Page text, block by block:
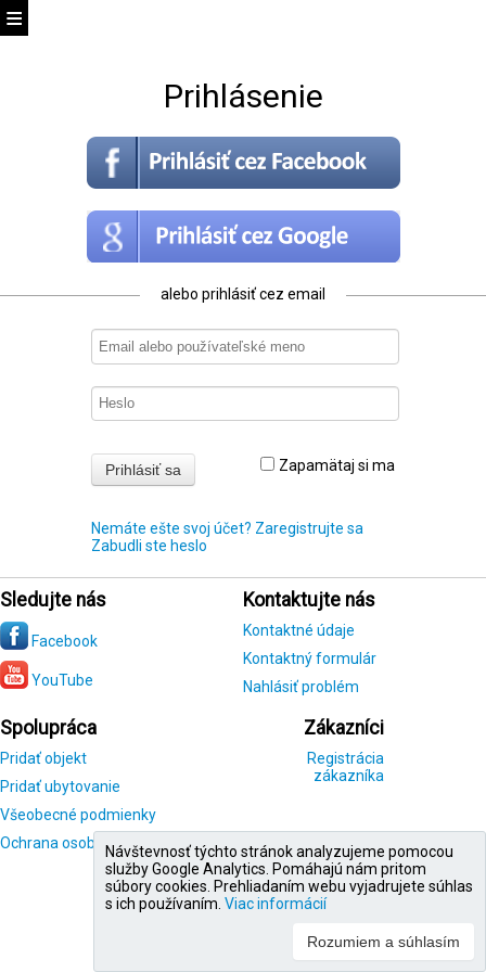
Prihlásenie
alebo prihlásiť cez email
Zapamätaj si ma
Nemáte ešte svoj účet? Zaregistrujte sa
Zabudli ste heslo
Sledujte nás
Facebook
YouTube
Kontaktujte nás
Kontaktné údaje
Kontaktný formulár
Nahlásiť problém
Spolupráca
Pridať objekt
Pridať ubytovanie
Všeobecné podmienky
Ochrana osobných údajov
Zákazníci
Registrácia
zákazníka
Návštevnosť týchto stránok analyzujeme pomocou
služby Google Analytics. Pomáhajú nám pritom
súbory cookies. Prehliadaním webu vyjadrujete súhlas
s ich používaním. Viac informácií